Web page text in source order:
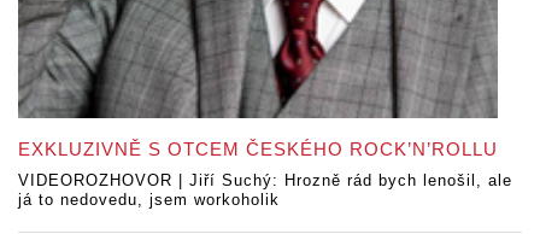
EXKLUZIVNĚ S OTCEM ČESKÉHO ROCK’N’ROLLU
VIDEOROZHOVOR | Jiří Suchý: Hrozně rád bych lenošil, ale
já to nedovedu, jsem workoholik